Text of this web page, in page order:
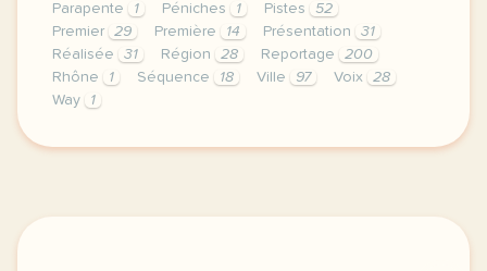
Parapente
1 Péniches 1 Pistes
52
Premier
29 Première 14 Présentation
31
Réalisée
31 Région 28 Reportage
200
Rhône
1 Séquence 18 Ville 97 Voix
28
Way
1
le respect de votre vie privee est une priorite